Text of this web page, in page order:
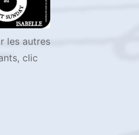
les autres
clic